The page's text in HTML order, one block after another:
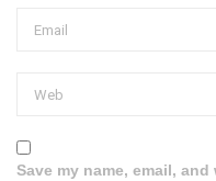
Save my name, email,